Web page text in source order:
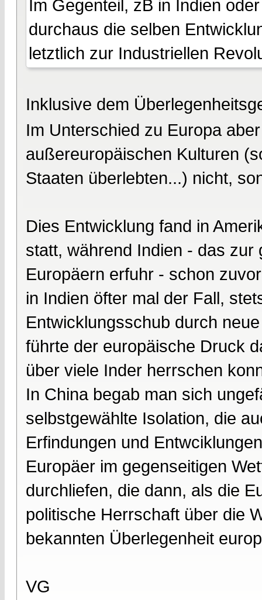
Im Gegenteil, zB in Indien
durchaus die selben
letztlich zur Industriellen
Inklusive dem
Im Unterschied zu Europa
außereuropäischen Kulturen
Staaten überlebten...) nicht,
Dies Entwicklung fand in
statt, während Indien - das
Europäern erfuhr - schon
in Indien öfter mal der Fall,
Entwicklungsschub durch
führte der europäische Druck
über viele Inder herrschen
In China begab man sich
selbstgewählte Isolation, die
Erfindungen und
Europäer im gegenseitigen
durchliefen, die dann, als die
politische Herrschaft über die
bekannten Überlegenheit
VG